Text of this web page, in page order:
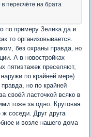
в пересчёте на брата
по примеру Зелика да и
то организовывается.
без охраны правда, но
А в новостройках
пятиэтажек преселяют,
по крайней мере)
но по крайней
своёй ласточкой всяко в
тоже за одно. Круговая
ж соседи. Друг друга
и возле нашего дома